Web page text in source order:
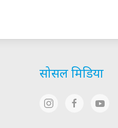
सोसल मिडिया